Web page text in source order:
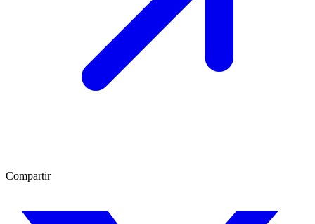
Compartir